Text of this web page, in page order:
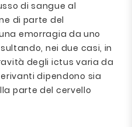
di sangue al
di parte del
emorragia da uno
nei due casi, in
degli ictus varia da
dipendono sia
parte del cervello